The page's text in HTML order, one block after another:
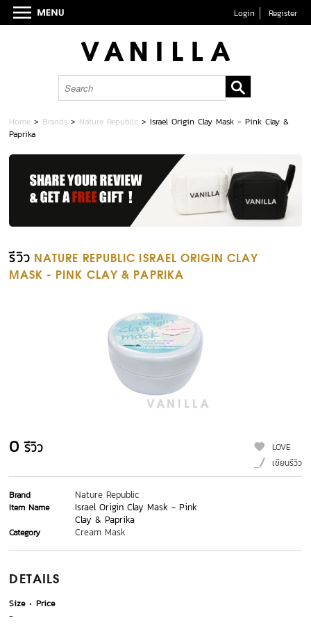
Login Register
Home > Brands > Nature Republic >Israel Origin Clay Mask - Pink Clay &
Paprika
รีวิว NATURE REPUBLIC ISRAEL ORIGIN CLAY
MASK - PINK CLAY & PAPRIKA
0 รีวิว
LOVE
เขียนรีวิว
Brand Nature Republic
Item Name
Israel Origin Clay Mask - Pink
Clay & Paprika
Category Cream Mask
DETAILS
Size
Price
-